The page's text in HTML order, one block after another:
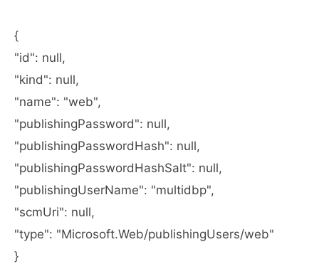
{
"id": null,
"kind": null,
"name": "web",
"publishingPassword": null,
"publishingPasswordHash": null,
"publishingPasswordHashSalt": null,
"publishingUserName": "multidbp",
"scmUri": null,
"type": "Microsoft.Web/publishingUsers/web"
}